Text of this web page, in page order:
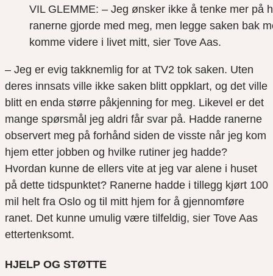
VIL GLEMME: – Jeg ønsker ikke å tenke mer på
ranerne gjorde med meg, men legge saken bak
komme videre i livet mitt, sier Tove Aas.
– Jeg er evig takknemlig for at TV2 tok saken. Uten
deres innsats ville ikke saken blitt oppklart, og det ville
blitt en enda større påkjenning for meg. Likevel er det
mange spørsmål jeg aldri får svar på. Hadde ranerne
observert meg på forhånd siden de visste når jeg kom
hjem etter jobben og hvilke rutiner jeg hadde?
Hvordan kunne de ellers vite at jeg var alene i huset
på dette tidspunktet? Ranerne hadde i tillegg kjørt 100
mil helt fra Oslo og til mitt hjem for å gjennomføre
ranet. Det kunne umulig være tilfeldig, sier Tove Aas
ettertenksomt.
HJELP OG STØTTE